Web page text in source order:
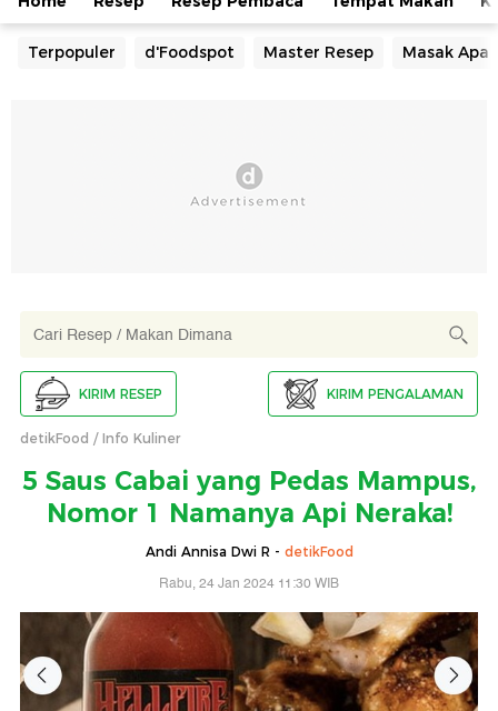
Terpopuler d'Foodspot Master Resep Masak Apa
KIRIM RESEP KIRIM PENGALAMAN
detikFood Info Kuliner
5 Saus Cabai yang Pedas Mampus,
Nomor 1 Namanya Api Neraka!
Andi Annisa Dwi R - detikFood
Rabu, 24 Jan 2024 11:30 WIB